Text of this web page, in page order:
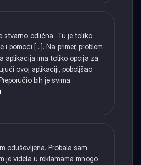
stvarno odlična. Tu je toliko
i pomoći [...]. Na primer, problem
aplikacija ima toliko opcija za
ovoj aplikaciji, poboljšao
bih je svima.
oduševljena. Probala sam
je videla u reklamama mnogo